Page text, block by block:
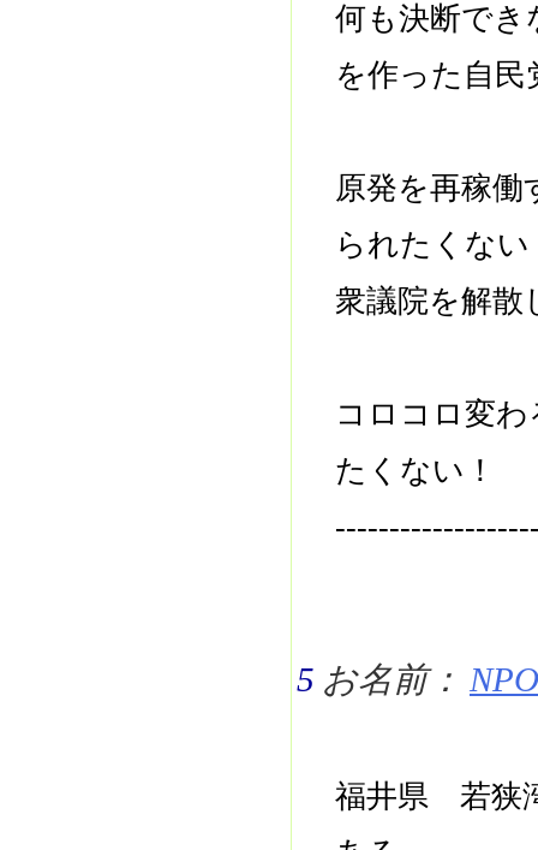
何も決断でき
を作った自
原発を再稼
られたくない
衆議院を解散
コロコロ変
たくない！
5 お名前：
福井県 若狭